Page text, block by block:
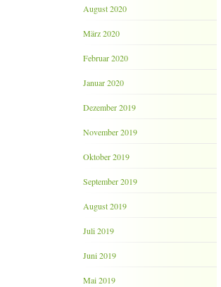
August 2020
März 2020
Februar 2020
Januar 2020
Dezember 2019
November 2019
Oktober 2019
September 2019
August 2019
Juli 2019
Juni 2019
Mai 2019